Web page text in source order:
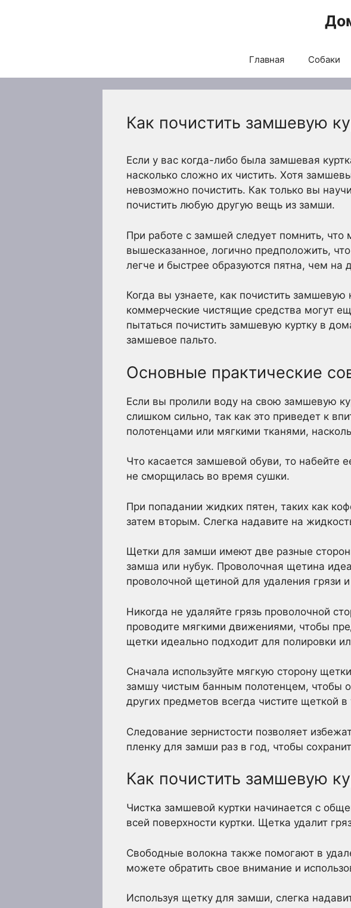
Главная Собаки
Как почистить замшевую
Если у вас когда-либо была замшевая
насколько сложно их чистить. Хотя
невозможно почистить. Как только вы
почистить любую другую вещь из замши.
При работе с замшей следует помнить,
вышесказанное, логично предположить,
легче и быстрее образуются пятна, чем на
Когда вы узнаете, как почистить
коммерческие чистящие средства могут
пытаться почистить замшевую куртку в
замшевое пальто.
Основные практические
Если вы пролили воду на свою замшевую
слишком сильно, так как это приведет к
полотенцами или мягкими тканями,
Что касается замшевой обуви, то
не сморщилась во время сушки.
При попадании жидких пятен, таких как
затем вторым. Слегка надавите на
Щетки для замши имеют две разные
замша или нубук. Проволочная щетина
проволочной щетиной для удаления грязи
Никогда не удаляйте грязь проволочной
проводите мягкими движениями, чтобы
щетки идеально подходит для полировки
Сначала используйте мягкую сторону
замшу чистым банным полотенцем, чтобы
других предметов всегда чистите щеткой
Следование зернистости позволяет
пленку для замши раз в год, чтобы
Как почистить замшевую
Чистка замшевой куртки начинается с
всей поверхности куртки. Щетка удалит
Свободные волокна также помогают в
можете обратить свое внимание и
Используя щетку для замши, слегка